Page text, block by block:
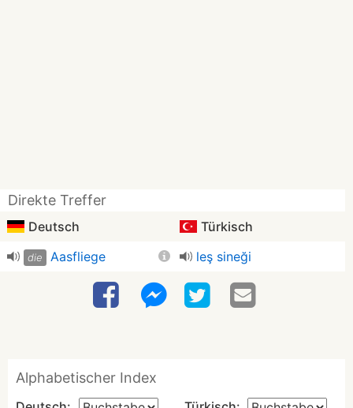
Direkte Treffer
Deutsch Türkisch
die Aasfliege leş sineği
Alphabetischer Index